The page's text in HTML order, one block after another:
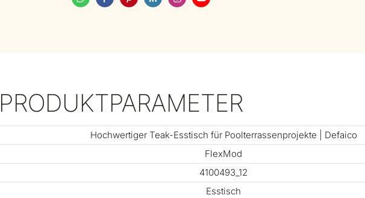
PRODUKTPARAMETER
Hochwertiger Teak-Esstisch für Poolterrassenprojekte | Defaico
FlexMod
4100493_12
Esstisch